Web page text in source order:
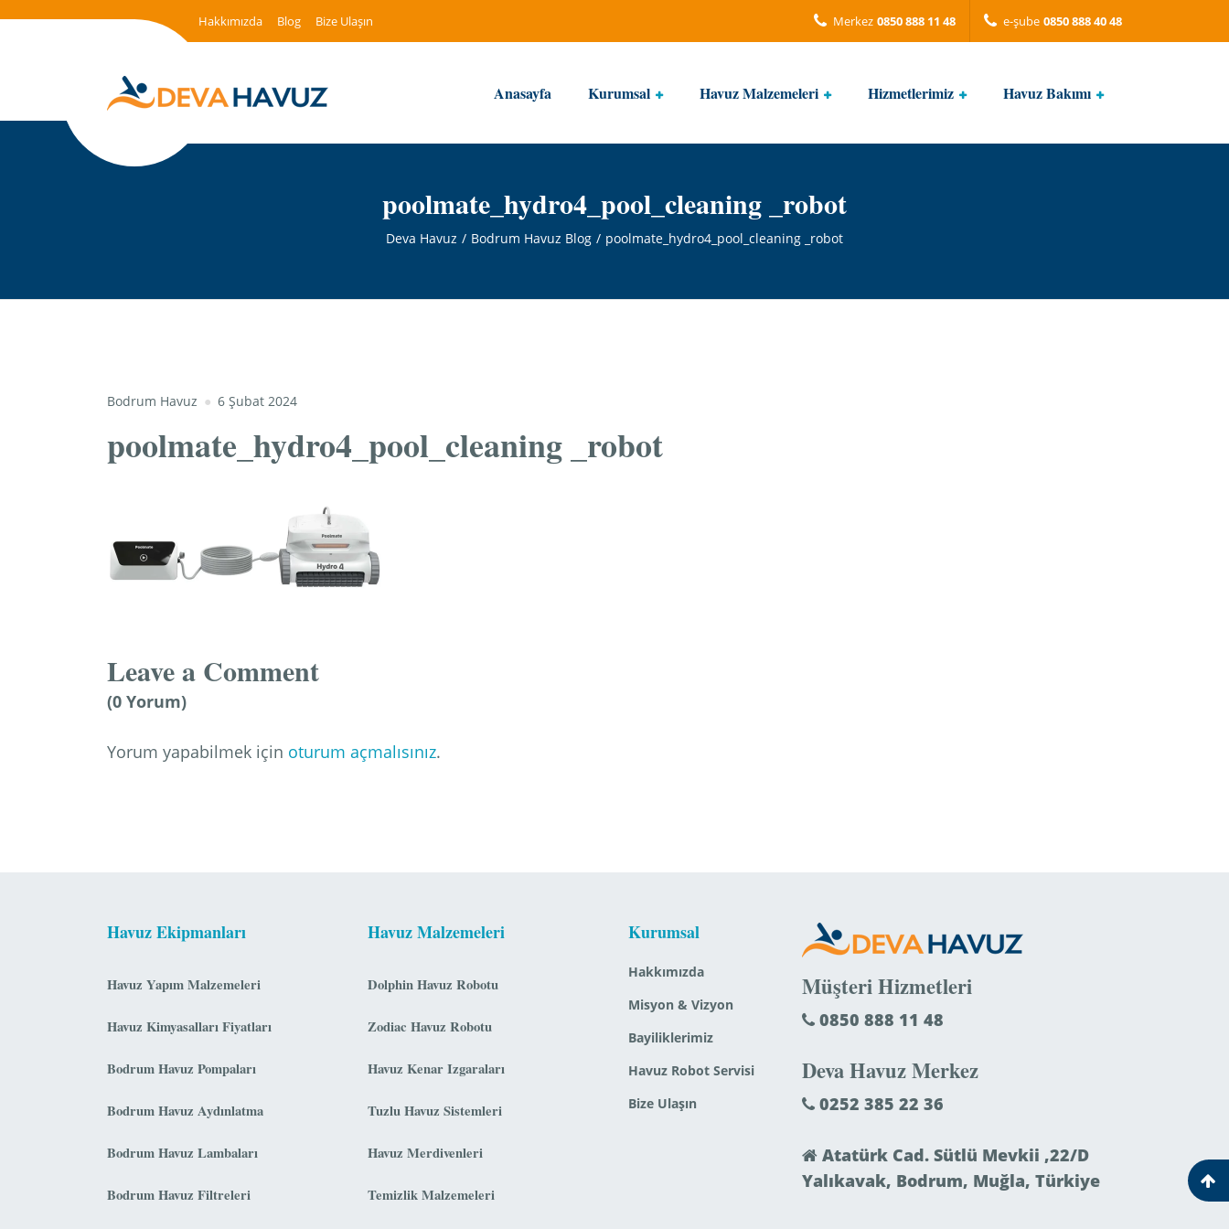
Hakkımızda Blog Bize Ulaşın Merkez 0850 888 11 48 e-şube 0850 888 40 48
Anasayfa Kurumsal Havuz Malzemeleri Hizmetlerimiz Havuz Bakımı
poolmate_hydro4_pool_cleaning _robot
Deva Havuz Bodrum Havuz Blog poolmate_hydro4_pool_cleaning _robot
Bodrum Havuz 6 Şubat 2024
poolmate_hydro4_pool_cleaning _robot
Leave a Comment
(0 Yorum)
Yorum yapabilmek için oturum açmalısınız.
Havuz Ekipmanları
Havuz Yapım Malzemeleri
Havuz Kimyasalları Fiyatları
Bodrum Havuz Pompaları
Bodrum Havuz Aydınlatma
Bodrum Havuz Lambaları
Bodrum Havuz Filtreleri
Havuz Malzemeleri
Dolphin Havuz Robotu
Zodiac Havuz Robotu
Havuz Kenar Izgaraları
Tuzlu Havuz Sistemleri
Havuz Merdivenleri
Temizlik Malzemeleri
Kurumsal
Hakkımızda
Misyon & Vizyon
Bayiliklerimiz
Havuz Robot Servisi
Bize Ulaşın
Müşteri Hizmetleri
0850 888 11 48
Deva Havuz Merkez
0252 385 22 36
Atatürk Cad. Sütlü Mevkii ,22/D
Yalıkavak, Bodrum, Muğla, Türkiye